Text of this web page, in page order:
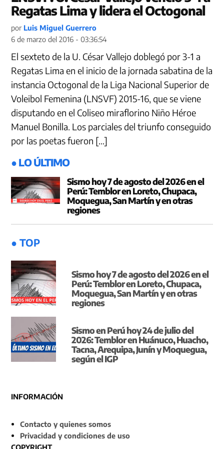
Regatas Lima y lidera el Octogonal
por Luis Miguel Guerrero
6 de marzo del 2016 - 03:36:54
El sexteto de la U. César Vallejo doblegó por 3-1 a
Regatas Lima en el inicio de la jornada sabatina de la
instancia Octogonal de la Liga Nacional Superior de
Voleibol Femenina (LNSVF) 2015-16, que se viene
disputando en el Coliseo miraflorino Niño Héroe
Manuel Bonilla. Los parciales del triunfo conseguido
por las poetas fueron […]
● LO ÚLTIMO
Sismo hoy 7 de agosto del 2026 en el
Perú: Temblor en Loreto, Chupaca,
Moquegua, San Martín y en otras
regiones
● TOP
Sismo hoy 7 de agosto del 2026 en el
Perú: Temblor en Loreto, Chupaca,
Moquegua, San Martín y en otras
regiones
Sismo en Perú hoy 24 de julio del
2026: Temblor en Huánuco, Huacho,
Tacna, Arequipa, Junín y Moquegua,
según el IGP
INFORMACIÓN
Contacto y quienes somos
Privacidad y condiciones de uso
COPYRIGHT